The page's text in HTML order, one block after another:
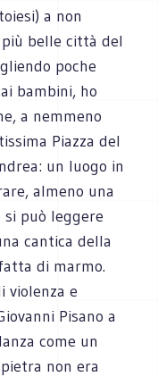
a non
belle città del
poche
bambini, ho
a nemmeno
Piazza del
un luogo in
almeno una
può leggere
cantica della
di marmo.
violenza e
Pisano a
come un
non era